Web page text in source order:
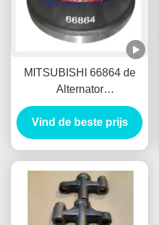
MITSUBISHI 66864 de
Alternator
VoorRemtrommel Tambor
Freno Delantero van de
Autogenerator
Vind de beste prijs